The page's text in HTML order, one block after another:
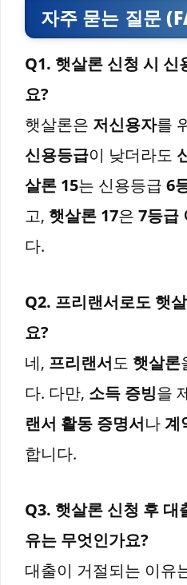
자주 묻는 질문
Q1. 햇살론 신청 시 신
요?
햇살론은 저신용자를
신용등급이 낮더라도
살론 15는 신용등급 6
고, 햇살론 17은 7등급
다.
Q2. 프리랜서로도 햇
요?
네, 프리랜서도 햇살론
다. 다만, 소득 증빙을
랜서 활동 증명서나계
합니다.
Q3. 햇살론 신청 후 대
유는 무엇인가요?
대출이 거절되는 이유